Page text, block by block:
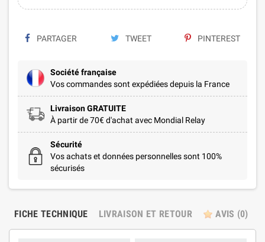
PARTAGER TWEET PINTEREST
Société française
Vos commandes sont expédiées depuis la France
Livraison GRATUITE
À partir de 70€ d'achat avec Mondial Relay
Sécurité
Vos achats et données personnelles sont 100%
sécurisés
FICHE TECHNIQUE LIVRAISON ET RETOUR AVIS (0)